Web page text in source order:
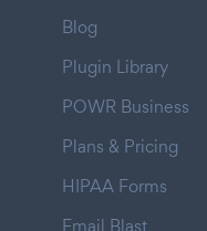
Blog
Plugin Library
POWR Business
Plans & Pricing
HIPAA Forms
Email Blast